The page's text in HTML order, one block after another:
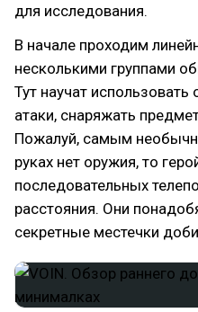
для исследования.
В начале проходим
несколькими группами
Тут научат
атаки, снаряжать
Пожалуй, самым
руках нет оружия, то
последовательных
расстояния. Они
секретные местечки